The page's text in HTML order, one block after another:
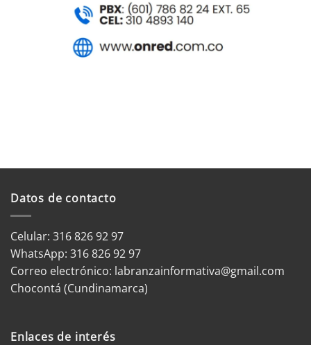
Datos de contacto
Celular: 316 826 92 97
WhatsApp: 316 826 92 97
Correo electrónico: labranzainformativa@gmail.com
Chocontá (Cundinamarca)
Enlaces de interés